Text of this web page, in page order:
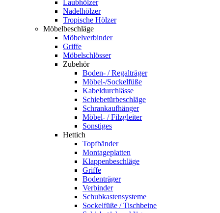
Laubhölzer
Nadelhölzer
Tropische Hölzer
Möbelbeschläge
Möbelverbinder
Griffe
Möbelschlösser
Zubehör
Boden- / Regalträger
Möbel-/Sockelfüße
Kabeldurchlässe
Schiebetürbeschläge
Schrankaufhänger
Möbel- / Filzgleiter
Sonstiges
Hettich
Topfbänder
Montageplatten
Klappenbeschläge
Griffe
Bodenträger
Verbinder
Schubkastensysteme
Sockelfüße / Tischbeine